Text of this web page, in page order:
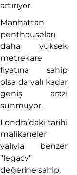
artırıyor.
Manhattan
penthouseları
daha yüksek
metrekare
fiyatına sahip
olsa da yalı kadar
geniş arazi
sunmuyor.
Londra’daki tarihi
malikaneler
yalıyla benzer
"legacy"
değerine sahip.